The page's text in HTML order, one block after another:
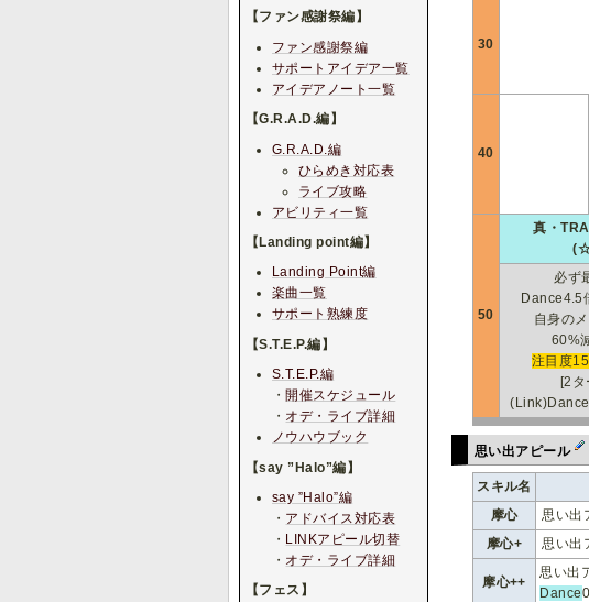
30
40
50
真・
必ず
Dance4.5
自身の
60%
注目度
[2タ
思い出アピール
スキル名
摩心
思い出
摩心+
思い出
摩心++
思い出
Dance
【ファン感謝祭編】
ファン感謝祭編
サポートアイデア一覧
アイデアノート一覧
【G.R.A.D.編】
G.R.A.D.編
ひらめき対応表
ライブ攻略
アビリティ一覧
【Landing point編】
Landing Point編
楽曲一覧
サポート熟練度
【S.T.E.P.編】
S.T.E.P.編
・ 開催スケジュール
・ オデ・ライブ詳細
ノウハウブック
【say ”Halo”編】
say ”Halo”編
・ アドバイス対応表
・ LINKアピール切替
・ オデ・ライブ詳細
【フェス】